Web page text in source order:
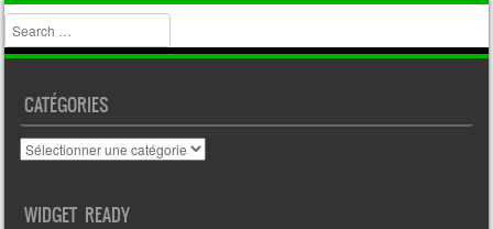
Search
CATÉGORIES
Catégories
WIDGET READY